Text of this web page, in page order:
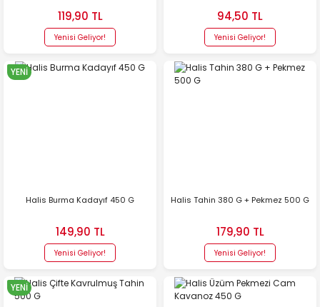
119,90 TL
Yenisi Geliyor!
94,50 TL
Yenisi Geliyor!
YENİ
Halis Burma Kadayıf 450 G
149,90 TL
Yenisi Geliyor!
Halis Tahin 380 G + Pekmez 500 G
179,90 TL
Yenisi Geliyor!
YENİ